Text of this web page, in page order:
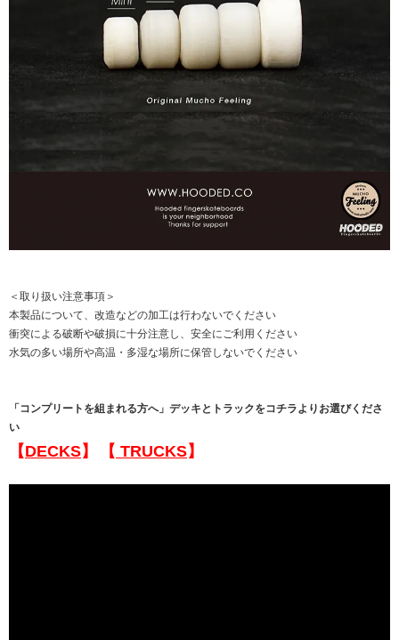
＜取り扱い注意事項＞
本製品について、改造などの加工は行わないでください
衝突による破断や破損に十分注意し、安全にご利用ください
水気の多い場所や高温・多湿な場所に保管しないでください
「コンプリートを組まれる方へ」デッキとトラックをコチラよりお選びくださ
い
【DECKS】 【 TRUCKS】